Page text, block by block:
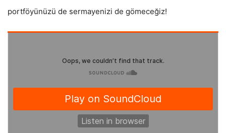
portföyünüzü de sermayenizi de gömeceğiz!